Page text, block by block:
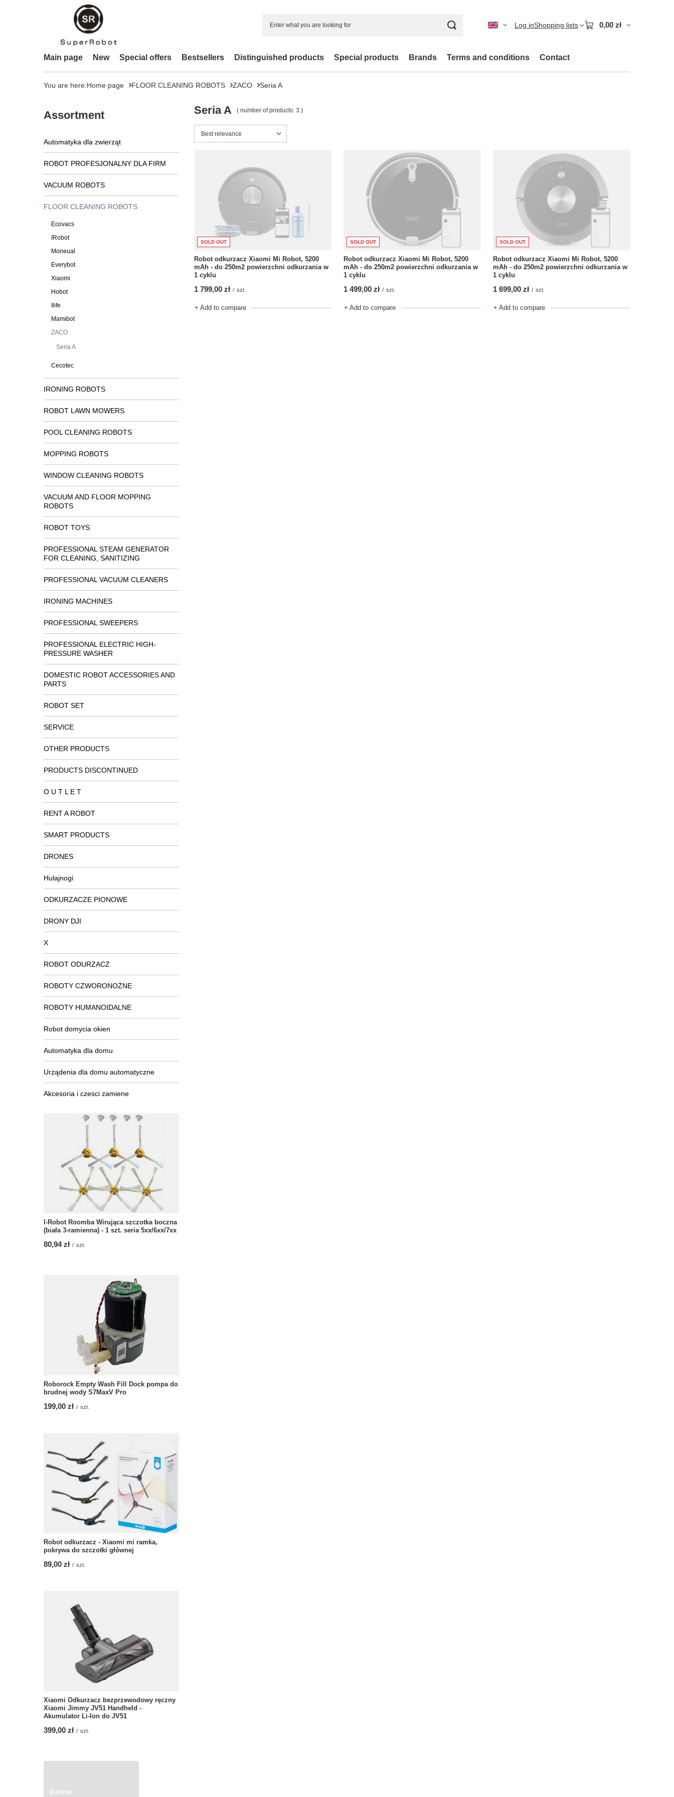
Log inShopping lists 0,00 zł
Main page New Special offers Bestsellers Distinguished products Special products Brands Terms and conditions Contact
You are here:Home page FLOOR CLEANING ROBOTS ZACO Seria A
Assortment
Automatyka dla zwierząt
ROBOT PROFESJONALNY DLA FIRM
VACUUM ROBOTS
FLOOR CLEANING ROBOTS
Ecovacs
IRobot
Moneual
Everybot
Xiaomi
Hobot
Ilife
Mamibot
ZACO
Seria A
Cecotec
IRONING ROBOTS
ROBOT LAWN MOWERS
POOL CLEANING ROBOTS
MOPPING ROBOTS
WINDOW CLEANING ROBOTS
VACUUM AND FLOOR MOPPING
ROBOTS
ROBOT TOYS
PROFESSIONAL STEAM GENERATOR
FOR CLEANING, SANITIZING
PROFESSIONAL VACUUM CLEANERS
IRONING MACHINES
PROFESSIONAL SWEEPERS
PROFESSIONAL ELECTRIC HIGH-
PRESSURE WASHER
DOMESTIC ROBOT ACCESSORIES AND
PARTS
ROBOT SET
SERVICE
OTHER PRODUCTS
PRODUCTS DISCONTINUED
O U T L E T
RENT A ROBOT
SMART PRODUCTS
DRONES
Hulajnogi
ODKURZACZE PIONOWE
DRONY DJI
X
ROBOT ODURZACZ
ROBOTY CZWORONOŻNE
ROBOTY HUMANOIDALNE
Robot domycia okien
Automatyka dla domu
Urządenia dla domu automatyczne
Akcesoria i czesci zamiene
I-Robot Roomba Wirująca szczotka boczna
(biała 3-ramienna) - 1 szt. seria 5xx/6xx/7xx
80,94 zł / szt.
Roborock Empty Wash Fill Dock pompa do
brudnej wody S7MaxV Pro
199,00 zł / szt.
Robot odkurzacz - Xiaomi mi ramka,
pokrywa do szczotki głównej
89,00 zł / szt.
Xiaomi Odkurzacz bezprzewodowy ręczny
Xiaomi Jimmy JV51 Handheld -
Akumulator Li-Ion do JV51
399,00 zł / szt.
Seria A ( number of products: 3 )
Change sorting
Best relevance
SOLD OUT
Robot odkurzacz Xiaomi Mi Robot, 5200
mAh - do 250m2 powierzchni odkurzania w
1 cyklu
1 799,00 zł / szt.
+ Add to compare
SOLD OUT
Robot odkurzacz Xiaomi Mi Robot, 5200
mAh - do 250m2 powierzchni odkurzania w
1 cyklu
1 499,00 zł / szt.
+ Add to compare
SOLD OUT
Robot odkurzacz Xiaomi Mi Robot, 5200
mAh - do 250m2 powierzchni odkurzania w
1 cyklu
1 699,00 zł / szt.
+ Add to compare